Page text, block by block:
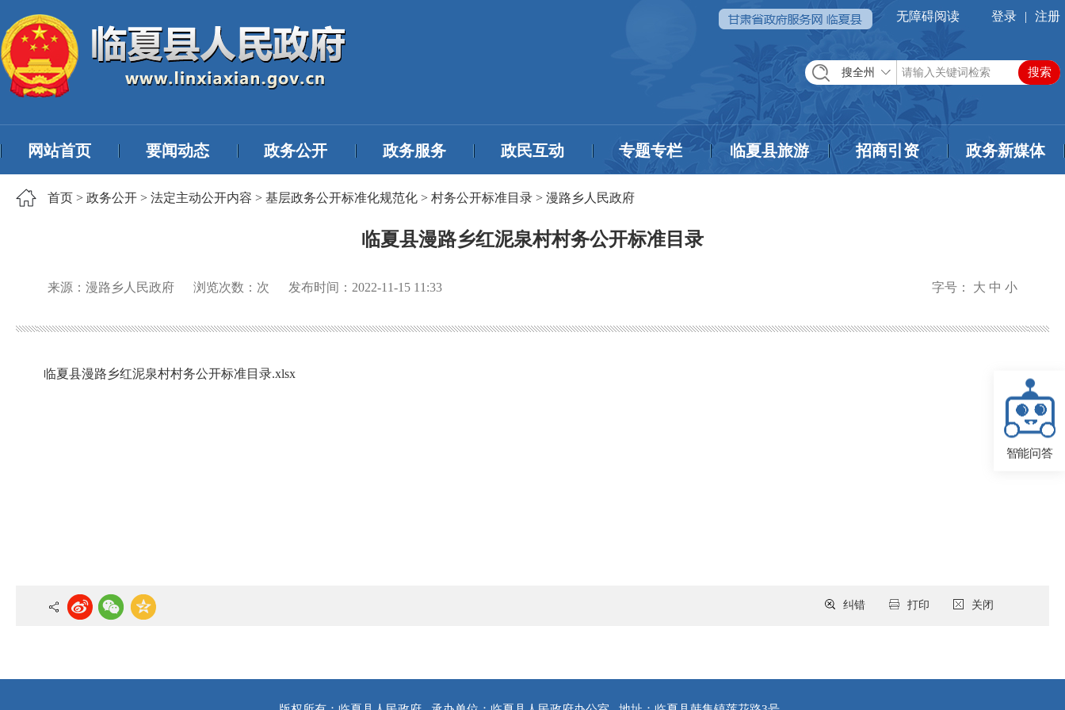
无障碍阅读 登录 | 注册
搜全州
网站首页 要闻动态 政务公开 政务服务 政民互动 专题专栏 临夏县旅游 招商引资 政务新媒体
首页 > 政务公开 > 法定主动公开内容 > 基层政务公开标准化规范化 > 村务公开标准目录 > 漫路乡人民政府
临夏县漫路乡红泥泉村村务公开标准目录
来源：漫路乡人民政府 浏览次数： 次 发布时间： 2022-11-15 11:33 字号： 大 中 小
临夏县漫路乡红泥泉村村务公开标准目录.xlsx
关闭
打印
纠错
智能问答